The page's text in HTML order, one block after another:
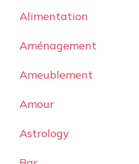
Alimentation
Aménagement
Ameublement
Amour
Astrology